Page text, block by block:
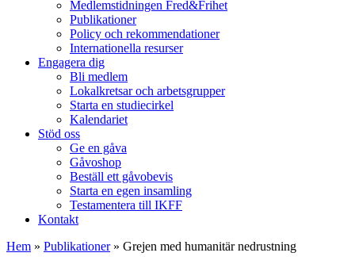
Medlemstidningen Fred&Frihet
Publikationer
Policy och rekommendationer
Internationella resurser
Engagera dig
Bli medlem
Lokalkretsar och arbetsgrupper
Starta en studiecirkel
Kalendariet
Stöd oss
Ge en gåva
Gåvoshop
Beställ ett gåvobevis
Starta en egen insamling
Testamentera till IKFF
Kontakt
Hem » Publikationer » Grejen med humanitär nedrustning